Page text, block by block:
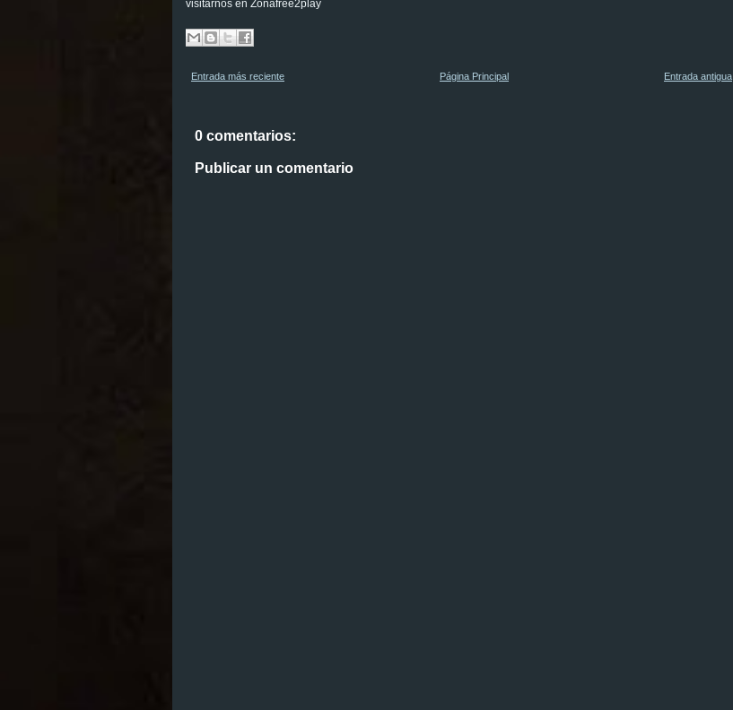
visitarnos en Zonafree2play
Entrada más reciente Entrada antigua
Página Principal
0 comentarios:
Publicar un comentario